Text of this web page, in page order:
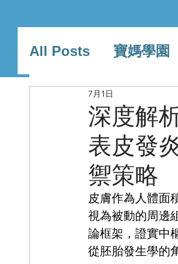
All Posts 寶媽學園
精選文章
深度解
表皮發
禦策略
7月1日
皮膚作為人體面
視為被動的周邊
論框架，證實中
從胚胎發生學的